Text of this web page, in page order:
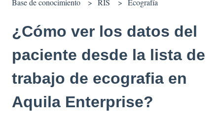
¿Cómo ver los datos del
paciente desde la lista de
trabajo de ecografia en
Aquila Enterprise?